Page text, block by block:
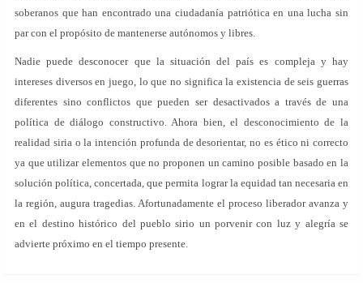
soberanos que han encontrado una ciudadanía patriótica en una lucha sin
par con el propósito de mantenerse autónomos y libres.
Nadie puede desconocer que la situación del país es compleja y hay
intereses diversos en juego, lo que no significa la existencia de seis guerras
diferentes sino conflictos que pueden ser desactivados a través de una
política de diálogo constructivo. Ahora bien, el desconocimiento de la
realidad siria o la intención profunda de desorientar, no es ético ni correcto
ya que utilizar elementos que no proponen un camino posible basado en la
solución política, concertada, que permita lograr la equidad tan necesaria en
la región, augura tragedias. Afortunadamente el proceso liberador avanza y
en el destino histórico del pueblo sirio un porvenir con luz y alegría se
advierte próximo en el tiempo presente.